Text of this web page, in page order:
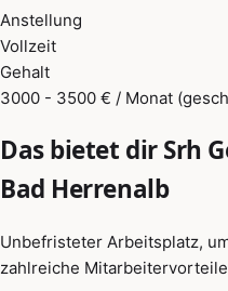
Anstellung
Vollzeit
Gehalt
3000 - 3500 € / Monat
Das bietet dir Srh
Bad Herrenalb
Unbefristeter Arbeitsplatz,
zahlreiche